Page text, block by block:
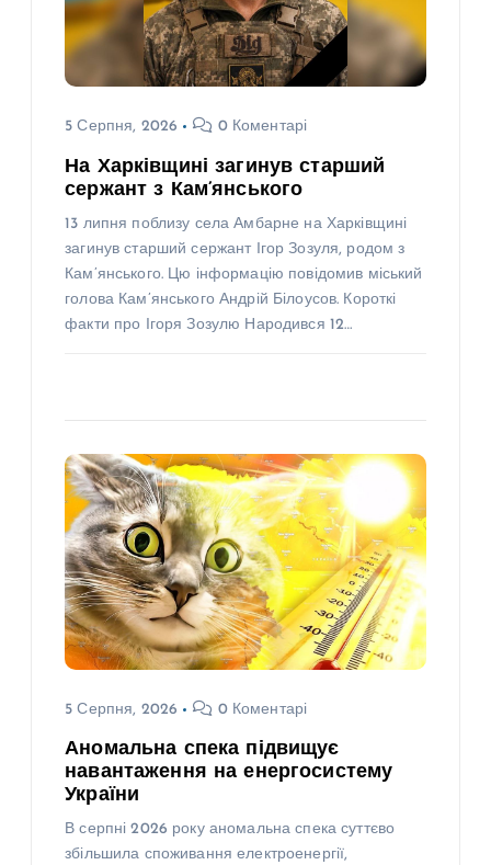
5 Серпня, 2026 0 Коментарі
На Харківщині загинув старший
сержант з Кам’янського
13 липня поблизу села Амбарне на Харківщині
загинув старший сержант Ігор Зозуля, родом з
Кам’янського. Цю інформацію повідомив міський
голова Кам’янського Андрій Білоусов. Короткі
факти про Ігоря Зозулю Народився 12…
5 Серпня, 2026 0 Коментарі
Аномальна спека підвищує
навантаження на енергосистему
України
В серпні 2026 року аномальна спека суттєво
збільшила споживання електроенергії,